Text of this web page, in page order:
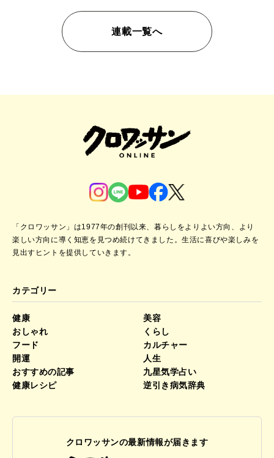
連載一覧へ
「クロワッサン」は1977年の創刊以来、暮らしをよりよい方向、より
楽しい方向に導く知恵を見つめ続けてきました。生活に喜びや楽しみを
見出すヒントを提供していきます。
カテゴリー
健康
美容
おしゃれ
くらし
フード
カルチャー
開運
人生
おすすめの記事
九星気学占い
健康レシピ
逆引き病気辞典
クロワッサンの最新情報が届きます